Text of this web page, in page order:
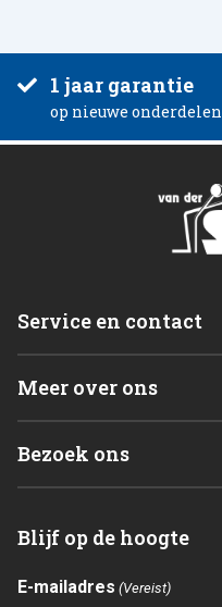
1 jaar garantie
op nieuwe onderdelen
Service en contact
Meer over ons
Shop
Contact
Bezoek ons
C. de Vriesweg 3 - 5
Blijf op de hoogte
E-mailadres (Vereist)